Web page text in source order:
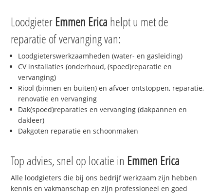
Loodgieter Emmen Erica helpt u met de
reparatie of vervanging van:
Loodgieterswerkzaamheden (water- en gasleiding)
CV installaties (onderhoud, (spoed)reparatie en
vervanging)
Riool (binnen en buiten) en afvoer ontstoppen, reparatie,
renovatie en vervanging
Dak(spoed)reparaties en vervanging (dakpannen en
dakleer)
Dakgoten reparatie en schoonmaken
Top advies, snel op locatie in Emmen Erica
Alle loodgieters die bij ons bedrijf werkzaam zijn hebben
kennis en vakmanschap en zijn professioneel en goed